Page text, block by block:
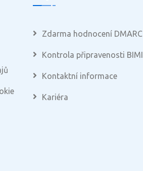
Zdarma hodnocení DMARC
Kontrola připravenosti BIMI
Kontaktní informace
Kariéra